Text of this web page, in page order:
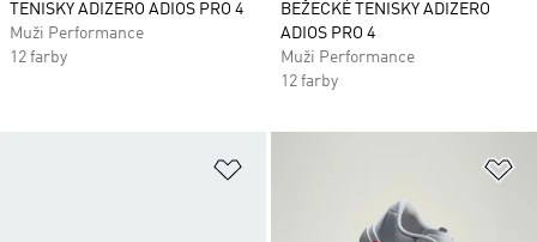
TENISKY ADIZERO ADIOS PRO 4
Muži Performance
12 farby
BEŽECKÉ TENISKY ADIZERO
ADIOS PRO 4
Muži Performance
12 farby
Pridať do zoznamu želaných